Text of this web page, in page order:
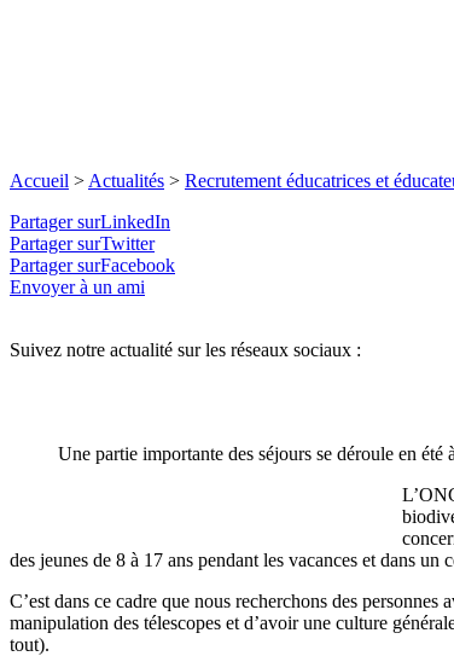
Accueil > Actualités > Recrutement éducatrices et
Partager surLinkedIn
Partager surTwitter
Partager surFacebook
Envoyer à un ami
Suivez notre actualité sur les réseaux sociaux :
Une partie importante des séjours se déroule en
des jeunes de 8 à 17 ans pendant les vacances et dans un
C’est dans ce cadre que nous recherchons des
manipulation des télescopes et d’avoir une culture
tout).